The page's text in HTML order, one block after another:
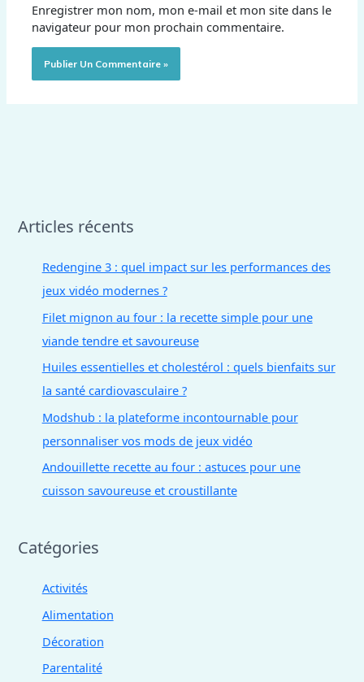
Enregistrer mon nom, mon e-mail et mon site dans le
navigateur pour mon prochain commentaire.
Articles récents
Redengine 3 : quel impact sur les performances des
jeux vidéo modernes ?
Filet mignon au four : la recette simple pour une
viande tendre et savoureuse
Huiles essentielles et cholestérol : quels bienfaits sur
la santé cardiovasculaire ?
Modshub : la plateforme incontournable pour
personnaliser vos mods de jeux vidéo
Andouillette recette au four : astuces pour une
cuisson savoureuse et croustillante
Catégories
Activités
Alimentation
Décoration
Parentalité